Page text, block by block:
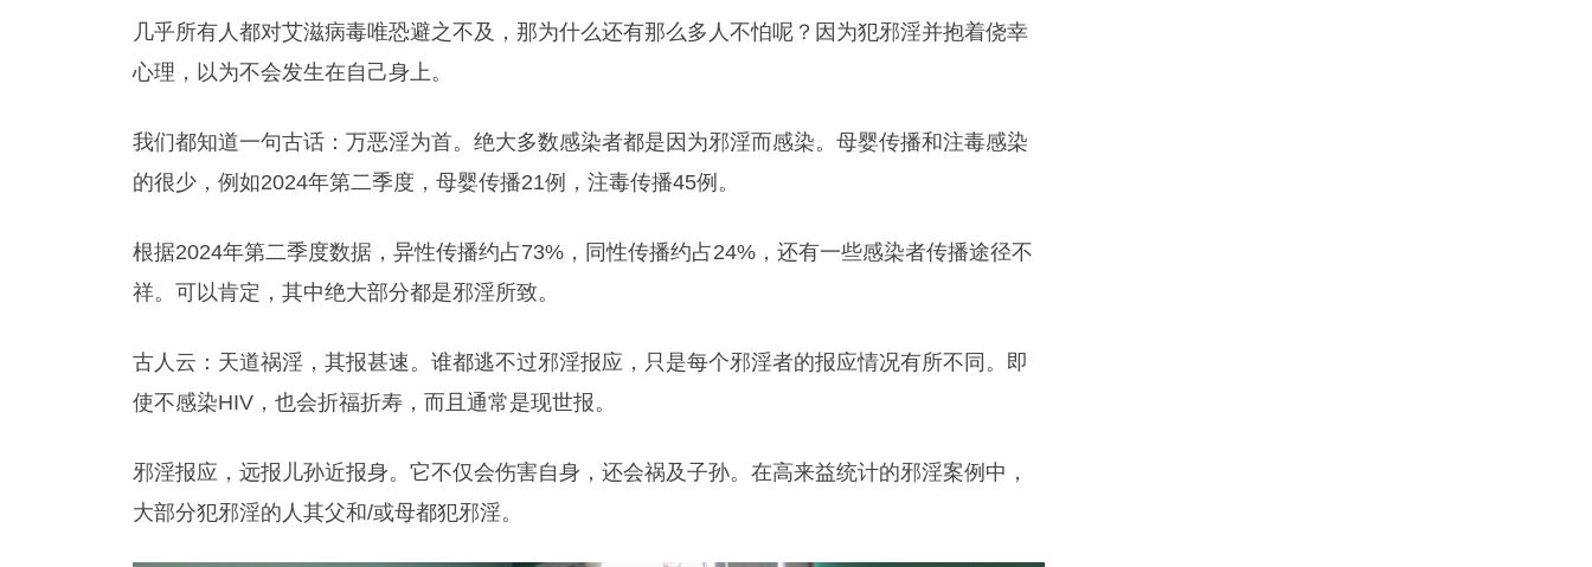
几乎所有人都对艾滋病毒唯恐避之不及，那为什么还有那么多人不怕呢？因为犯邪淫并抱着侥幸
心理，以为不会发生在自己身上。
我们都知道一句古话：万恶淫为首。绝大多数感染者都是因为邪淫而感染。母婴传播和注毒感染
的很少，例如2024年第二季度，母婴传播21例，注毒传播45例。
根据2024年第二季度数据，异性传播约占73%，同性传播约占24%，还有一些感染者传播途径不
祥。可以肯定，其中绝大部分都是邪淫所致。
古人云：天道祸淫，其报甚速。谁都逃不过邪淫报应，只是每个邪淫者的报应情况有所不同。即
使不感染HIV，也会折福折寿，而且通常是现世报。
邪淫报应，远报儿孙近报身。它不仅会伤害自身，还会祸及子孙。在高来益统计的邪淫案例中，
大部分犯邪淫的人其父和/或母都犯邪淫。